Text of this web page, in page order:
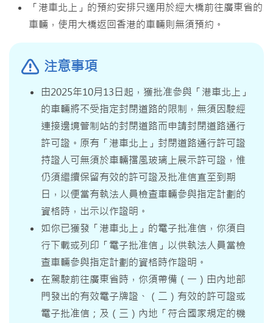
「港車北上」的預約安排只適用於經大橋前往廣東省的
車輛，使用大橋返回香港的車輛則無須預約。
注意事項
由2025年10月13日起，獲批准參與「港車北上」
的車輛將不受指定封閉道路的限制，無須因駛經
連接邊境管制站的封閉道路而申請封閉道路通行
許可證。原有「港車北上」封閉道路通行許可證
持證人可無須於車輛擋風玻璃上展示許可證，惟
仍須繼續保留有效的許可證及批准信直至到期
日，以便當有執法人員檢查車輛參與指定計劃的
資格時，出示以作證明。
如你已獲發「港車北上」的電子批准信，你須自
行下載或列印「電子批准信」以供執法人員當檢
查車輛參與指定計劃的資格時作證明。
在駕駛前往廣東省時，你須帶備（一）由內地部
門發出的有效電子牌證、（二）有效的許可證或
電子批准信；及（三）內地「符合國家規定的機